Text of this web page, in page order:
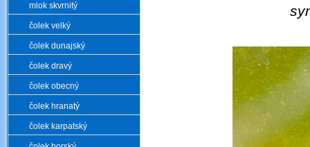
mlok skvrnitý
čolek velký
čolek dunajský
čolek dravý
čolek obecný
čolek hranatý
čolek karpatský